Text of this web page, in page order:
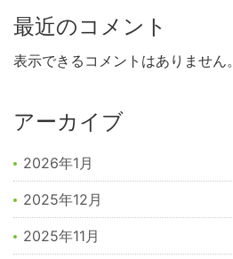
最近のコメント
表示できるコメントはありません。
アーカイブ
2026年1月
2025年12月
2025年11月